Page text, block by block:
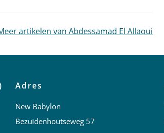
artikelen van Abdessamad El Allaoui
Adres
New Babylon
Bezuidenhoutseweg 57